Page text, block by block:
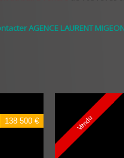
AGENCE LAURENT
138 500 € Vendu